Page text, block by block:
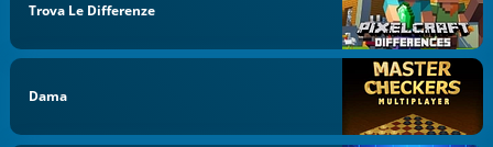
Trova Le Differenze
Dama